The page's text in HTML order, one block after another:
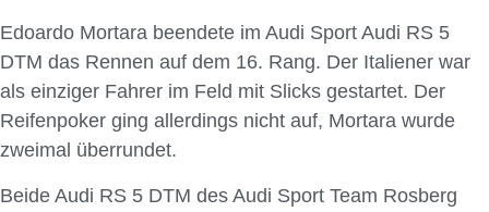
Edoardo Mortara beendete im Audi Sport Audi RS 5
DTM das Rennen auf dem 16. Rang. Der Italiener war
als einziger Fahrer im Feld mit Slicks gestartet. Der
Reifenpoker ging allerdings nicht auf, Mortara wurde
zweimal überrundet.
Beide Audi RS 5 DTM des Audi Sport Team Rosberg